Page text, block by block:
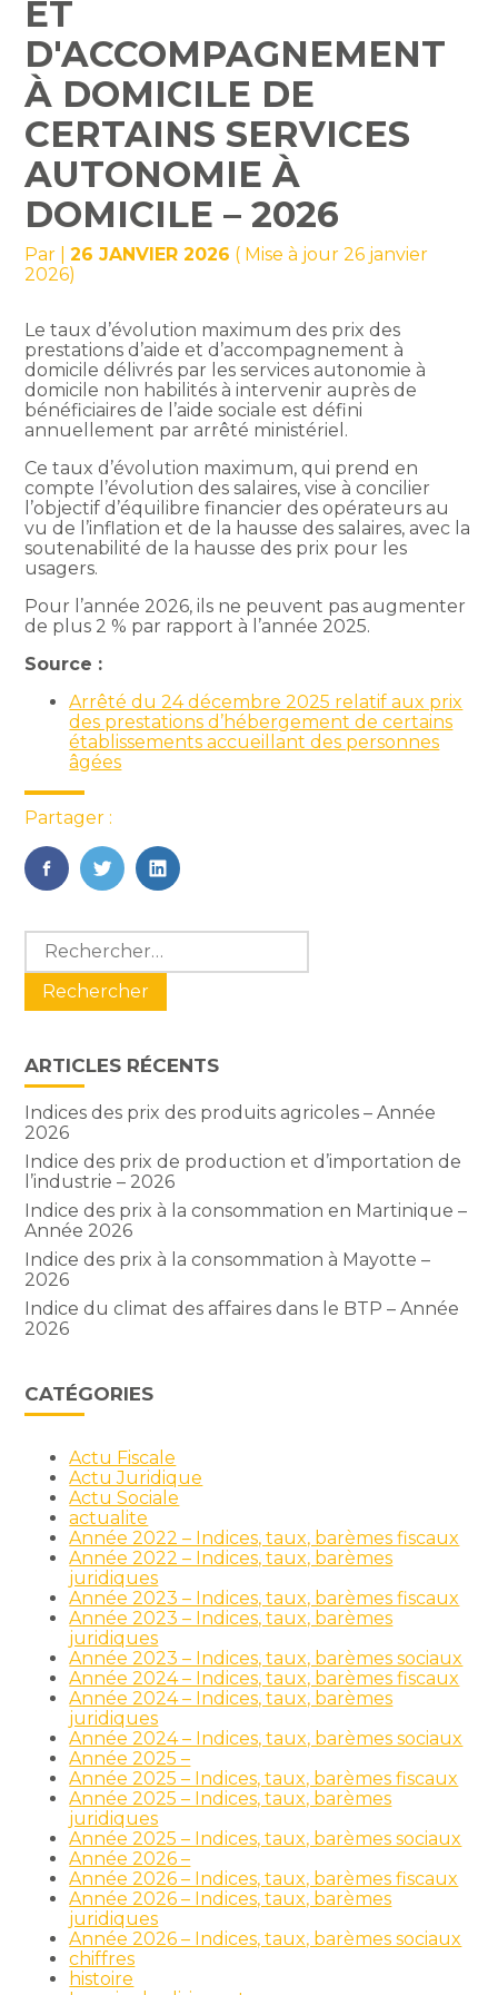
ET
D'ACCOMPAGNEMENT
À DOMICILE DE
CERTAINS SERVICES
AUTONOMIE À
DOMICILE – 2026
Par |26 JANVIER 2026 ( Mise à jour 26 janvier
2026)
Le taux d’évolution maximum des prix des
prestations d’aide et d’accompagnement à
domicile délivrés par les services autonomie à
domicile non habilités à intervenir auprès de
bénéficiaires de l’aide sociale est défini
annuellement par arrêté ministériel.
Ce taux d’évolution maximum, qui prend en
compte l’évolution des salaires, vise à concilier
l’objectif d’équilibre financier des opérateurs au
vu de l’inflation et de la hausse des salaires, avec la
soutenabilité de la hausse des prix pour les
usagers.
Pour l’année 2026, ils ne peuvent pas augmenter
de plus 2 % par rapport à l’année 2025.
Source :
Arrêté du 24 décembre 2025 relatif aux prix
des prestations d’hébergement de certains
établissements accueillant des personnes
âgées
Partager :
FaceBook
TwitterLinkedIn
Blog
sidebar
Rechercher :
ARTICLES RÉCENTS
Indices des prix des produits agricoles – Année
2026
Indice des prix de production et d’importation de
l’industrie – 2026
Indice des prix à la consommation en Martinique –
Année 2026
Indice des prix à la consommation à Mayotte –
2026
Indice du climat des affaires dans le BTP – Année
2026
CATÉGORIES
Actu Fiscale
Actu Juridique
Actu Sociale
actualite
Année 2022 – Indices, taux, barèmes fiscaux
Année 2022 – Indices, taux, barèmes
juridiques
Année 2023 – Indices, taux, barèmes fiscaux
Année 2023 – Indices, taux, barèmes
juridiques
Année 2023 – Indices, taux, barèmes sociaux
Année 2024 – Indices, taux, barèmes fiscaux
Année 2024 – Indices, taux, barèmes
juridiques
Année 2024 – Indices, taux, barèmes sociaux
Année 2025 –
Année 2025 – Indices, taux, barèmes fiscaux
Année 2025 – Indices, taux, barèmes
juridiques
Année 2025 – Indices, taux, barèmes sociaux
Année 2026 –
Année 2026 – Indices, taux, barèmes fiscaux
Année 2026 – Indices, taux, barèmes
juridiques
Année 2026 – Indices, taux, barèmes sociaux
chiffres
histoire